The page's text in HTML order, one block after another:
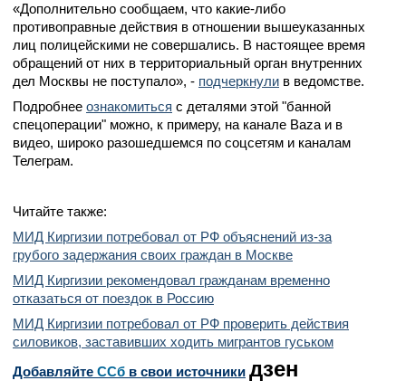
«Дополнительно сообщаем, что какие-либо
противоправные действия в отношении вышеуказанных
лиц полицейскими не совершались. В настоящее время
обращений от них в территориальный орган внутренних
дел Москвы не поступало», - подчеркнули в ведомстве.
Подробнее ознакомиться с деталями этой "банной
спецоперации" можно, к примеру, на канале Baza и в
видео, широко разошедшемся по соцсетям и каналам
Телеграм.
Читайте также:
МИД Киргизии потребовал от РФ объяснений из-за
грубого задержания своих граждан в Москве
МИД Киргизии рекомендовал гражданам временно
отказаться от поездок в Россию
МИД Киргизии потребовал от РФ проверить действия
силовиков, заставивших ходить мигрантов гуськом
Добавляйте CСб в свои источники дзен